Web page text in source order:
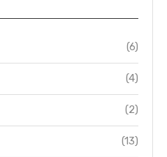
(6)
(4)
(2)
(13)